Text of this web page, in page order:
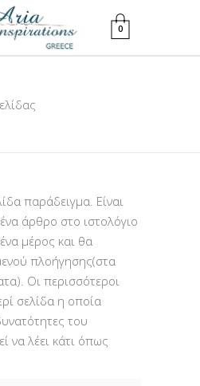
0
παράδειγμα. Είναι
άρθρο στο ιστολόγιο
ένα μέρος και θα
πλοήγησης(στα
Οι περισσότεροι
σελίδα η οποία
του
να λέει κάτι όπως